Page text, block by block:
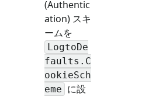
(Authentic
ation) スキ
ームを
LogtoDe
faults.C
ookieSch
eme に設